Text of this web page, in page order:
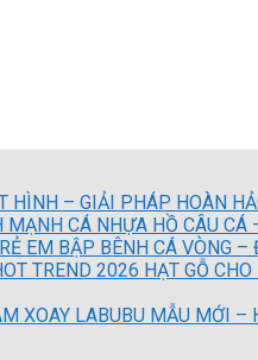
HÌNH – GIẢI PHÁP HOÀN
CÁ NHỰA HỒ CÂU CÁ
BẬP BÊNH CÁ VÒNG –
HẠT GỖ
XOAY LABUBU MẪU MỚI –